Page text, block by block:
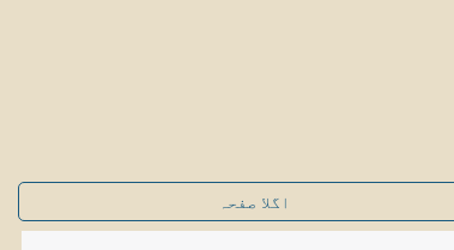
اگلا صفحہ